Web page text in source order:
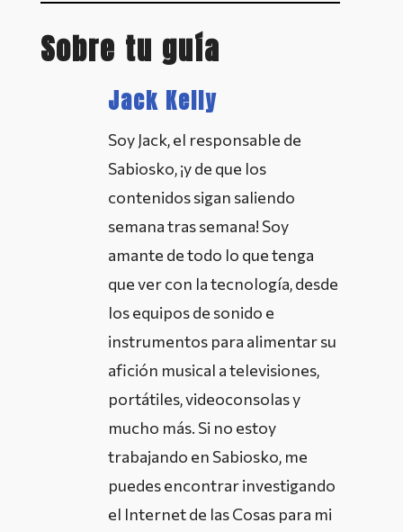
Sobre tu guía
Jack Kelly
Soy Jack, el responsable de
Sabiosko, ¡y de que los
contenidos sigan saliendo
semana tras semana! Soy
amante de todo lo que tenga
que ver con la tecnología, desde
los equipos de sonido e
instrumentos para alimentar su
afición musical a televisiones,
portátiles, videoconsolas y
mucho más. Si no estoy
trabajando en Sabiosko, me
puedes encontrar investigando
el Internet de las Cosas para mi